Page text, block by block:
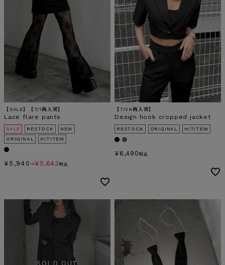
【SALE】【7/1再入荷】
Lace flare pants
SALE RESTOCK
NEW
ORIGINAL
HITITEM
¥ 5,940 → ¥ 5,643 税込
【7/29再入荷】
Design hook cropped jacket
RESTOCK ORIGINAL HITITEM
¥ 6,490 税込